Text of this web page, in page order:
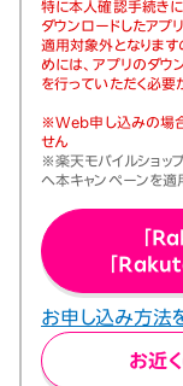
特に本人確認手続き
ダウンロードしたアプ
適用対象外となります
めには、アプリのダウ
を行っていただく必要
※Web申し込みの場
せん
※楽天モバイルショッ
へ本キャンペーンを適
「
「
お申し込み方法
お近